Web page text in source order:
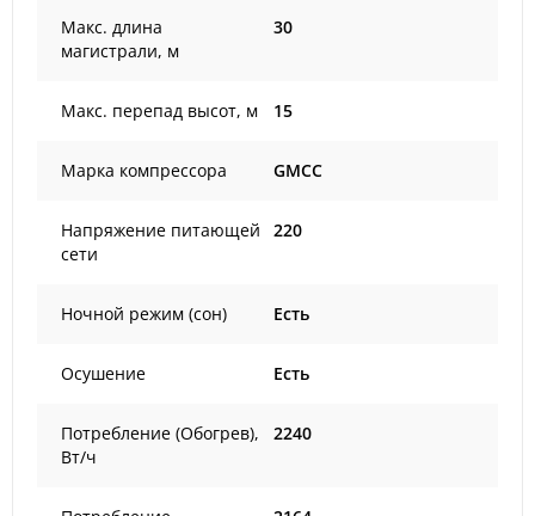
Макс. длина
магистрали, м
30
Макс. перепад высот, м 15
Марка компрессора GMCC
Напряжение питающей
сети
220
Ночной режим (сон) Есть
Осушение Есть
Потребление (Обогрев),
Вт/ч
2240